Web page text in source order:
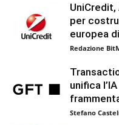
per
europea
Redazione
unifica
Stefano